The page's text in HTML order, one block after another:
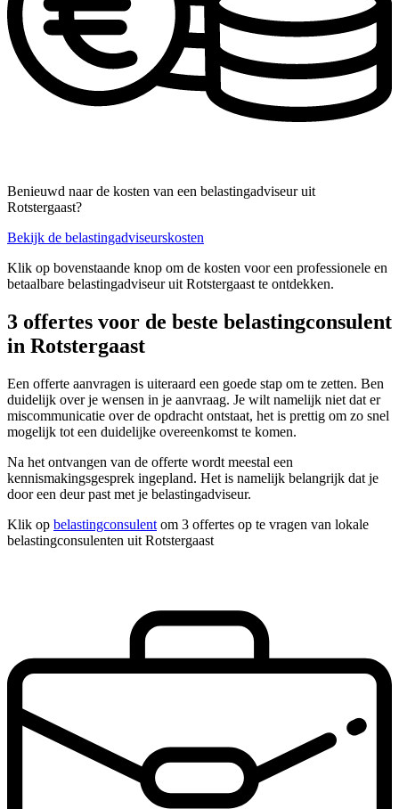
Benieuwd naar de kosten van een belastingadviseur uit
Rotstergaast?
Bekijk de belastingadviseurskosten
Klik op bovenstaande knop om de kosten voor een professionele en
betaalbare belastingadviseur uit Rotstergaast te ontdekken.
3 offertes voor de beste belastingconsulent
in Rotstergaast
Een offerte aanvragen is uiteraard een goede stap om te zetten. Ben
duidelijk over je wensen in je aanvraag. Je wilt namelijk niet dat er
miscommunicatie over de opdracht ontstaat, het is prettig om zo snel
mogelijk tot een duidelijke overeenkomst te komen.
Na het ontvangen van de offerte wordt meestal een
kennismakingsgesprek ingepland. Het is namelijk belangrijk dat je
door een deur past met je belastingadviseur.
Klik op belastingconsulent om 3 offertes op te vragen van lokale
belastingconsulenten uit Rotstergaast